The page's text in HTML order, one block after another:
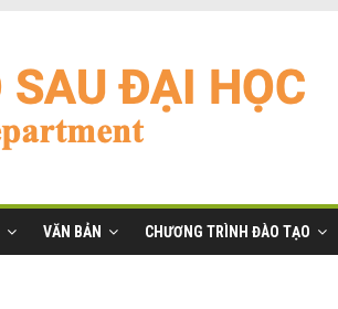
VĂN BẢN CHƯƠNG TRÌNH ĐÀO TẠO